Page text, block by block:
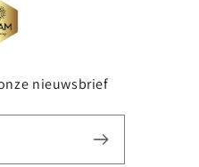
nieuwsbrief